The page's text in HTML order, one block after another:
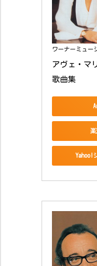
ワーナーミュー
アヴェ・マ
歌曲集
楽
Yahoo!